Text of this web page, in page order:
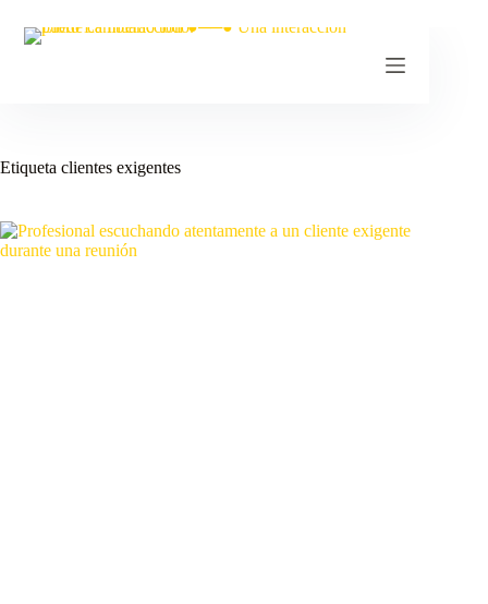
Etiqueta clientes exigentes